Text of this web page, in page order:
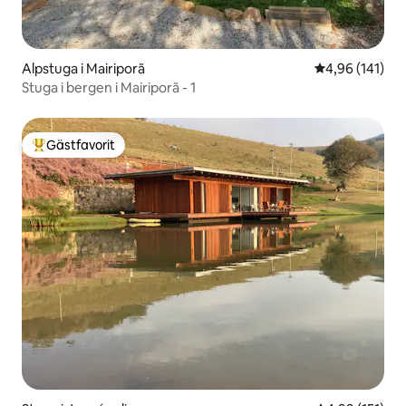
Alpstuga i Mairiporã 4,96 av 5 i
4,96 (141)
Stuga i bergen i Mairiporã - 1
Populär gästfavorit
Gästfavorit